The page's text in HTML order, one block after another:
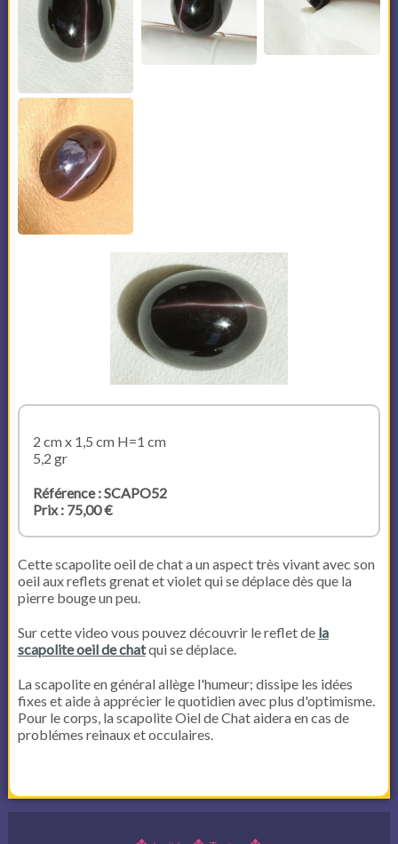
2 cm x 1,5 cm H=1 cm
5,2 gr
Référence : SCAPO52
Prix : 75,00 €
Cette scapolite oeil de chat a un aspect très vivant avec son
oeil aux reflets grenat et violet qui se déplace dès que la
pierre bouge un peu.
Sur cette video vous pouvez découvrir le reflet de la
scapolite oeil de chatqui se déplace.
La scapolite en général allège l'humeur; dissipe les idées
fixes et aide à apprécier le quotidien avec plus d'optimisme.
Pour le corps, la scapolite Oiel de Chat aidera en cas de
problémes reinaux et occulaires.